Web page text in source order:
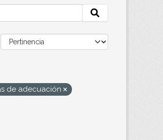
de adecuación